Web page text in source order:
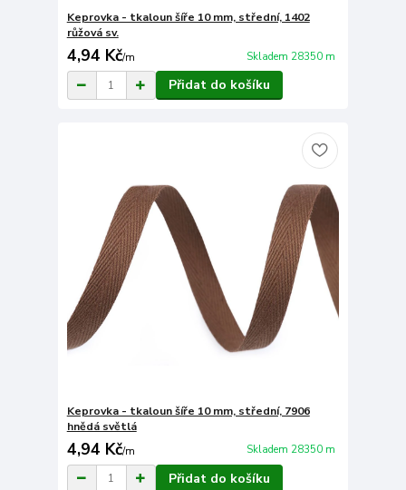
Keprovka - tkaloun šíře 10 mm, střední, 1402
růžová sv.
4,94 Kč/m Skladem 28350 m
Přidat do košíku
Keprovka - tkaloun šíře 10 mm, střední, 7906
hnědá světlá
4,94 Kč/m Skladem 28350 m
Přidat do košíku